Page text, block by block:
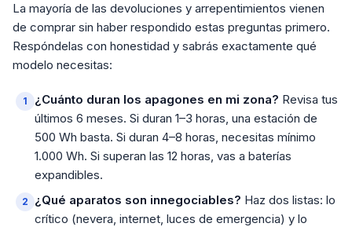
La mayoría de las devoluciones y arrepentimientos vienen
de comprar sin haber respondido estas preguntas primero.
Respóndelas con honestidad y sabrás exactamente qué
modelo necesitas:
¿Cuánto duran los apagones en mi zona? Revisa tus
últimos 6 meses. Si duran 1–3 horas, una estación de
500 Wh basta. Si duran 4–8 horas, necesitas mínimo
1.000 Wh. Si superan las 12 horas, vas a baterías
expandibles.
¿Qué aparatos son innegociables? Haz dos listas: lo
crítico (nevera, internet, luces de emergencia) y lo